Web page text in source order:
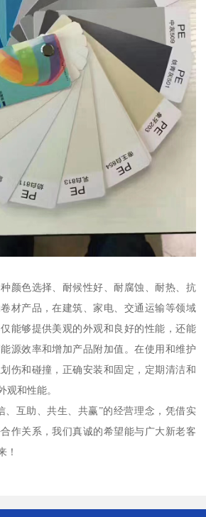
颜色选择、耐候性好、耐腐蚀、耐热、抗
材产品，在建筑、家电、交通运输等领域
能够提供美观的外观和良好的性能，还能
源效率和增加产品附加值。在使用和维护
伤和碰撞，正确安装和固定，定期清洁和
观和性能。
、互助、共生、共赢”的经营理念，凭借实
作关系，我们真诚的希望能与广大新老客
！